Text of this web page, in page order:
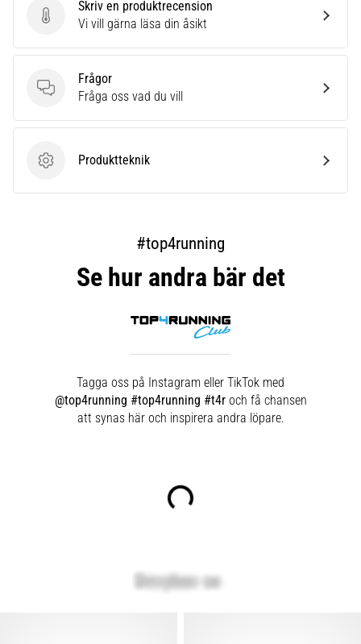
Skriv en produktrecension
Skriv en produktrecension
Vi vill gärna läsa din åsikt
Frågor
Frågor
Fråga oss vad du vill
ProduktteknikProduktteknik
#top4running
Se hur andra bär det
Tagga oss på Instagram eller TikTok med
@top4running #top4running #t4roch få chansen
att synas här och inspirera andra löpare.